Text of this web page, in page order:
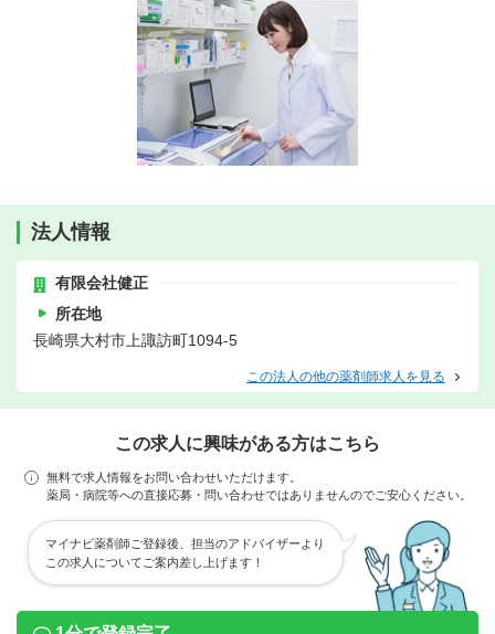
法人情報
有限会社健正
所在地
長崎県大村市上諏訪町1094-5
この法人の他の薬剤師求人を見る
この求人に興味がある方はこちら
無料で求人情報をお問い合わせいただけます。
薬局・病院等への直接応募・問い合わせではありませんのでご安心ください。
マイナビ薬剤師ご登録後、担当のアドバイザーより
この求人についてご案内差し上げます！